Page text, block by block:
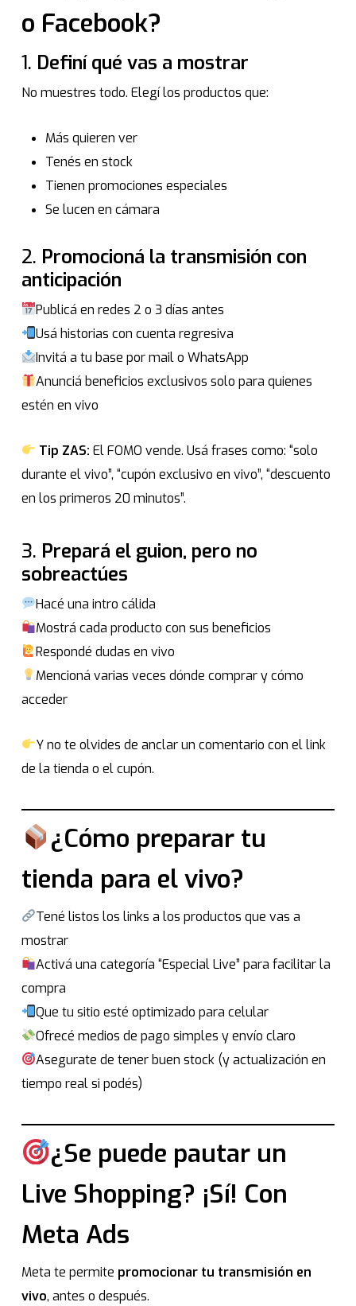
o Facebook?
1. Definí qué vas a mostrar
No muestres todo. Elegí los productos que:
Más quieren ver
Tenés en stock
Tienen promociones especiales
Se lucen en cámara
2. Promocioná la transmisión con
anticipación
Publicá en redes 2 o 3 días antes
Usá historias con cuenta regresiva
Invitá a tu base por mail o WhatsApp
Anunciá beneficios exclusivos solo para quienes
estén en vivo
Tip ZAS: El FOMO vende. Usá frases como: “solo
durante el vivo”, “cupón exclusivo en vivo”, “descuento
en los primeros 20 minutos”.
3. Prepará el guion, pero no
sobreactúes
Hacé una intro cálida
Mostrá cada producto con sus beneficios
Respondé dudas en vivo
Mencioná varias veces dónde comprar y cómo
acceder
Y no te olvides de anclar un comentario con el link
de la tienda o el cupón.
¿Cómo preparar tu
tienda para el vivo?
Tené listos los links a los productos que vas a
mostrar
Activá una categoría “Especial Live” para facilitar la
compra
Que tu sitio esté optimizado para celular
Ofrecé medios de pago simples y envío claro
Asegurate de tener buen stock (y actualización en
tiempo real si podés)
¿Se puede pautar un
Live Shopping? ¡Sí! Con
Meta Ads
Meta te permite promocionar tu transmisión en
vivo, antes o después.